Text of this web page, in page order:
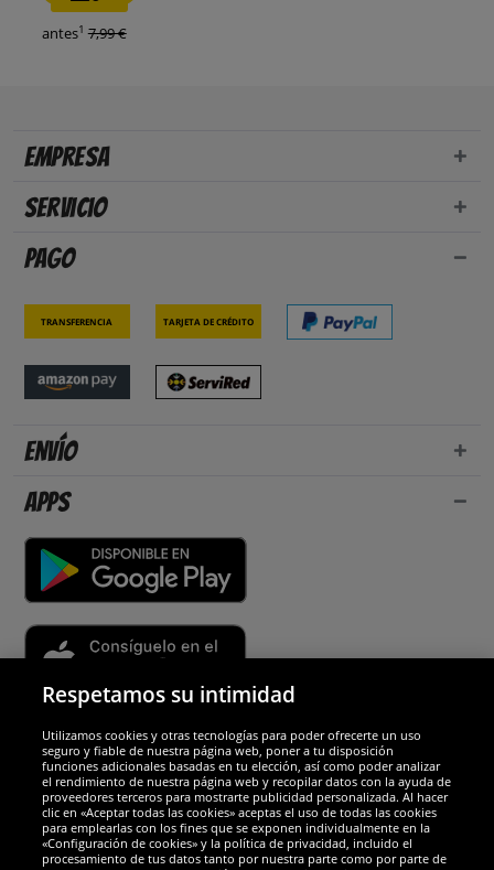
antes1 7,99 €
Empresa
Servicio
Pago
Transferencia Tarjeta de crédito
Envío
Apps
Socios y seguridad
Galardones
Respetamos su intimidad
Utilizamos cookies y otras tecnologías para poder ofrecerte un uso
seguro y fiable de nuestra página web, poner a tu disposición
funciones adicionales basadas en tu elección, así como poder analizar
el rendimiento de nuestra página web y recopilar datos con la ayuda de
proveedores terceros para mostrarte publicidad personalizada. Al hacer
clic en «Aceptar todas las cookies» aceptas el uso de todas las cookies
para emplearlas con los fines que se exponen individualmente en la
«Configuración de cookies» y la política de privacidad, incluido el
procesamiento de tus datos tanto por nuestra parte como por parte de